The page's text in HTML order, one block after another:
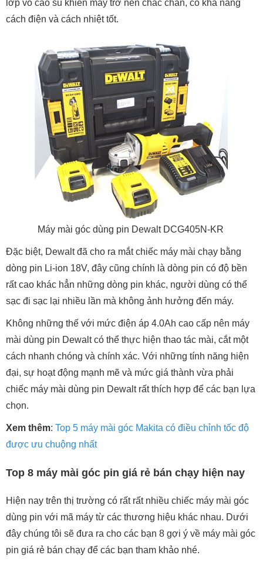
lớp vỏ cao su khiến máy trở nên chắc chắn, có khả năng
cách điện và cách nhiệt tốt.
Máy mài góc dùng pin Dewalt DCG405N-KR
Đặc biệt, Dewalt đã cho ra mắt chiếc máy mài chạy bằng
dòng pin Li-ion 18V, đây cũng chính là dòng pin có độ bền
rất cao khác hẳn những dòng pin khác, người dùng có thể
sạc đi sạc lại nhiều lần mà không ảnh hưởng đến máy.
Không những thế với mức điện áp 4.0Ah cao cấp nên máy
mài dùng pin Dewalt có thể thực hiện thao tác mài, cắt một
cách nhanh chóng và chính xác. Với những tính năng hiện
đại, sự hoạt động mạnh mẽ và mức giá thành vừa phải
chiếc máy mài dùng pin Dewalt rất thích hợp để các bạn lựa
chọn.
Xem thêm: Top 5 máy mài góc Makita có điều chỉnh tốc độ
được ưu chuộng nhất
Top 8 máy mài góc pin giá rẻ bán chạy hiện nay
Hiện nay trên thị trường có rất rất nhiều chiếc máy mài góc
dùng pin với mã máy từ các thương hiệu khác nhau. Dưới
đây chúng tôi sẽ đưa ra cho các bạn 8 gợi ý về máy mài góc
pin giá rẻ bán chạy để các bạn tham khảo nhé.